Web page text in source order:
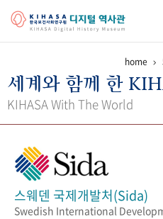
걸어온 길 기관 변천사 역대
정책과 연구 키워드로 보는 연구
간행물 변천사
home
세계와 함께 한
KIHASA With The World
스웨덴 국제개발처(Sida)
Swedish International